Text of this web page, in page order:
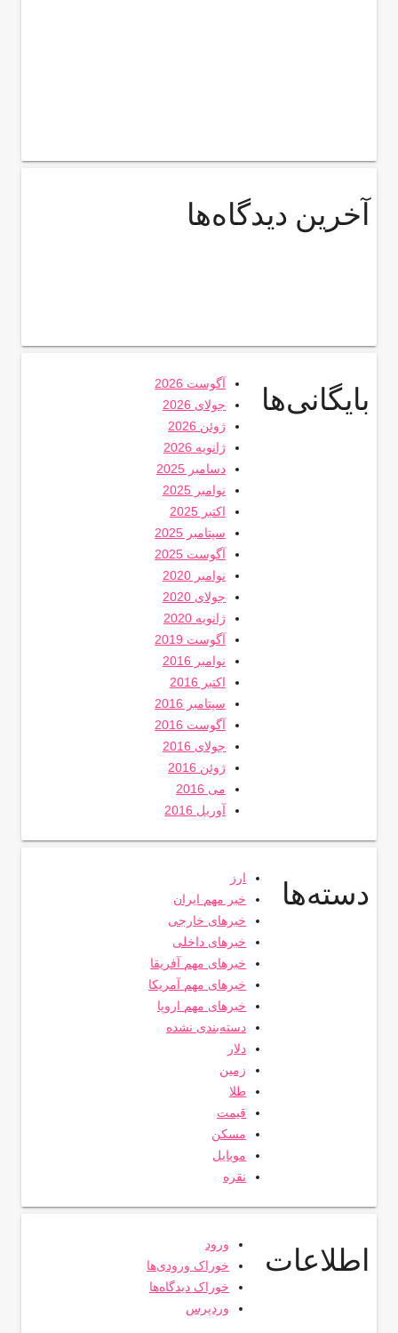
آخرین دیدگاه‌ها
بایگانی‌ها
آگوست 2026
جولای 2026
ژوئن 2026
ژانویه 2026
دسامبر 2025
نوامبر 2025
اکتبر 2025
سپتامبر 2025
آگوست 2025
نوامبر 2020
جولای 2020
ژانویه 2020
آگوست 2019
نوامبر 2016
اکتبر 2016
سپتامبر 2016
آگوست 2016
جولای 2016
ژوئن 2016
می 2016
آوریل 2016
دسته‌ها
ارز
خبر مهم ایران
خبرهای خارجی
خبرهای داخلی
خبرهای مهم آفریقا
خبرهای مهم آمریکا
خبرهای مهم اروپا
دسته‌بندی نشده
دلار
زمین
طلا
قیمت
مسکن
موبایل
نقره
اطلاعات
ورود
خوراک ورودی‌ها
خوراک دیدگاه‌ها
وردپرس